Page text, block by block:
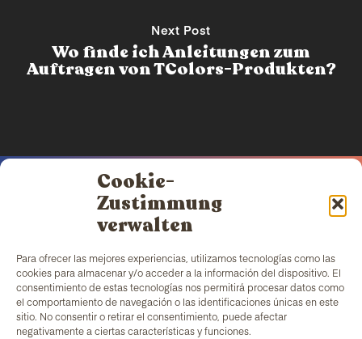
Cookie-
Zustimmung
verwalten
Para ofrecer las mejores experiencias, utilizamos tecnologías como las
cookies para almacenar y/o acceder a la información del dispositivo. El
consentimiento de estas tecnologías nos permitirá procesar datos como
el comportamiento de navegación o las identificaciones únicas en este
sitio. No consentir o retirar el consentimiento, puede afectar
negativamente a ciertas características y funciones.
Next Post
Wo finde ich Anleitungen zum
Auftragen von TColors-Produkten?
TColors
verfügt über eine Farbenfabrik in
Barcelona und ein eigenes Labor zur Herstellung
von wasserbasierten Farben und Klebstoffen. Die
Produkte werden nachEN-71-Norm
hergestellt und
bieten einen einzigartigen Zusatz: die Schaffung von
Arbeitsplätzen für benachteiligte Gruppen.